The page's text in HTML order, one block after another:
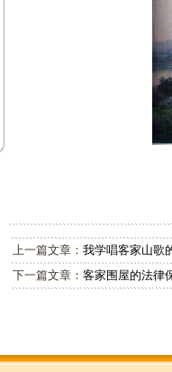
上一篇文章： 我学唱客家山歌
下一篇文章： 客家围屋的法律